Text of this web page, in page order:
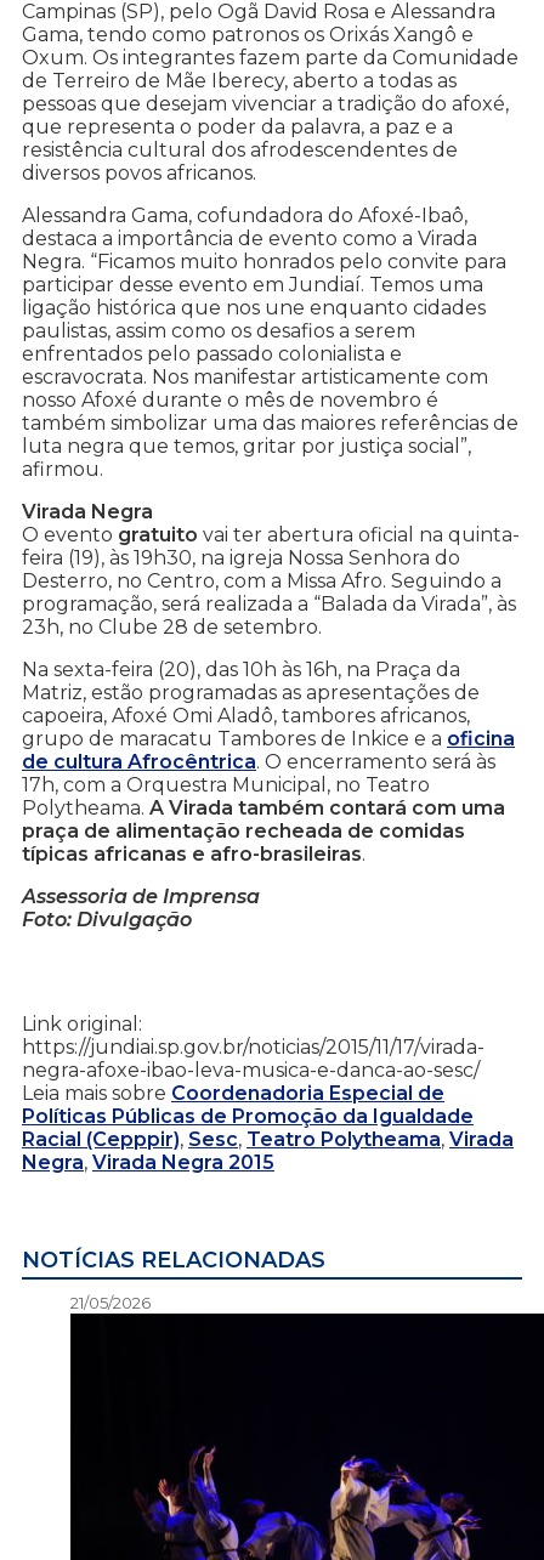
Campinas (SP), pelo Ogã David Rosa e Alessandra
Gama, tendo como patronos os Orixás Xangô e
Oxum. Os integrantes fazem parte da Comunidade
de Terreiro de Mãe Iberecy, aberto a todas as
pessoas que desejam vivenciar a tradição do afoxé,
que representa o poder da palavra, a paz e a
resistência cultural dos afrodescendentes de
diversos povos africanos.
Alessandra Gama, cofundadora do Afoxé-Ibaô,
destaca a importância de evento como a Virada
Negra. “Ficamos muito honrados pelo convite para
participar desse evento em Jundiaí. Temos uma
ligação histórica que nos une enquanto cidades
paulistas, assim como os desafios a serem
enfrentados pelo passado colonialista e
escravocrata. Nos manifestar artisticamente com
nosso Afoxé durante o mês de novembro é
também simbolizar uma das maiores referências de
luta negra que temos, gritar por justiça social”,
afirmou.
Virada Negra
O evento gratuito vai ter abertura oficial na quinta-
feira (19), às 19h30, na igreja Nossa Senhora do
Desterro, no Centro, com a Missa Afro. Seguindo a
programação, será realizada a “Balada da Virada”, às
23h, no Clube 28 de setembro.
Na sexta-feira (20), das 10h às 16h, na Praça da
Matriz, estão programadas as apresentações de
capoeira, Afoxé Omi Aladô, tambores africanos,
grupo de maracatu Tambores de Inkice e a oficina
de cultura Afrocêntrica. O encerramento será às
17h, com a Orquestra Municipal, no Teatro
Polytheama. A Virada também contará com uma
praça de alimentação recheada de comidas
típicas africanas e afro-brasileiras.
Assessoria de Imprensa
Foto: Divulgação
Link original:
https://jundiai.sp.gov.br/noticias/2015/11/17/virada-
negra-afoxe-ibao-leva-musica-e-danca-ao-sesc/
Leia mais sobre Coordenadoria Especial de
Políticas Públicas de Promoção da Igualdade
Racial (Cepppir), Sesc, Teatro Polytheama, Virada
Negra, Virada Negra 2015
NOTÍCIAS RELACIONADAS
21/05/2026